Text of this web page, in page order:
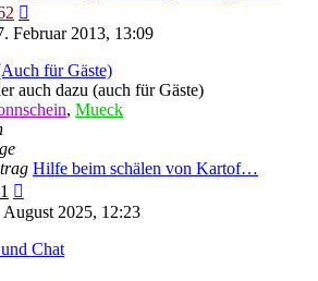
Beitrag
Februar 2013, 13:09
für Gäste)
auch dazu (auch für Gäste)
, Mueck
Hilfe beim schälen von Kartof…
Beitrag
August 2025, 12:23
Chat